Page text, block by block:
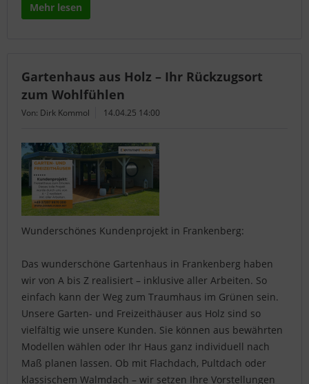
Mehr lesen
Gartenhaus aus Holz – Ihr Rückzugsort
zum Wohlfühlen
Von: Dirk Kommol 14.04.25 14:00
Wunderschönes Kundenprojekt in Frankenberg:
Das wunderschöne Gartenhaus in Frankenberg haben
wir von A bis Z realisiert – inklusive aller Arbeiten. So
einfach kann der Weg zum Traumhaus im Grünen sein.
Unsere Garten- und Freizeithäuser aus Holz sind so
vielfältig wie unsere Kunden. Sie können aus bewährten
Modellen wählen oder Ihr Haus ganz individuell nach
Maß planen lassen. Ob mit Flachdach, Pultdach oder
klassischem Walmdach – wir setzen Ihre Vorstellungen